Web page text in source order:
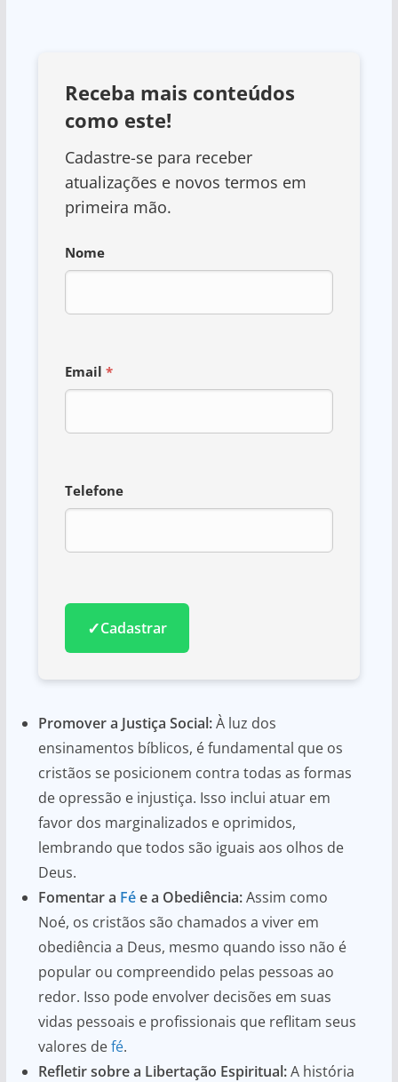
Receba mais conteúdos
como este!
Cadastre-se para receber
atualizações e novos termos em
primeira mão.
Nome
Email *
Telefone
✓Cadastrar
Promover a Justiça Social:À luz dos
ensinamentos bíblicos, é fundamental que os
cristãos se posicionem contra todas as formas
de opressão e injustiça. Isso inclui atuar em
favor dos marginalizados e oprimidos,
lembrando que todos são iguais aos olhos de
Deus.
Fomentar a Fée a Obediência:Assim como
Noé, os cristãos são chamados a viver em
obediência a Deus, mesmo quando isso não é
popular ou compreendido pelas pessoas ao
redor. Isso pode envolver decisões em suas
vidas pessoais e profissionais que reflitam seus
valores defé.
Refletir sobre a Libertação Espiritual:A história